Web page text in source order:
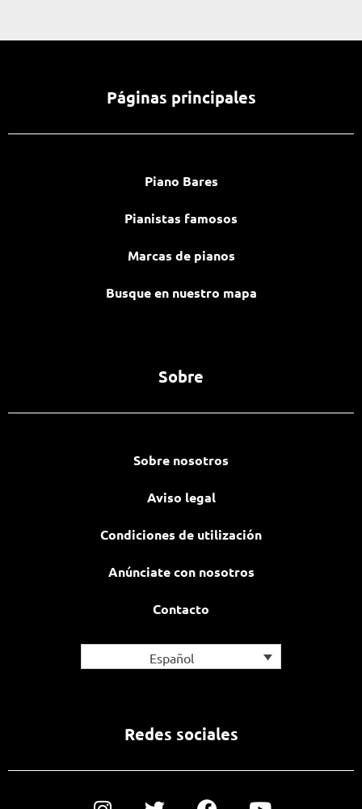
Páginas principales
Piano Bares
Pianistas famosos
Marcas de pianos
Busque en nuestro mapa
Sobre
Sobre nosotros
Aviso legal
Condiciones de utilización
Anúnciate con nosotros
Contacto
Español
Redes sociales